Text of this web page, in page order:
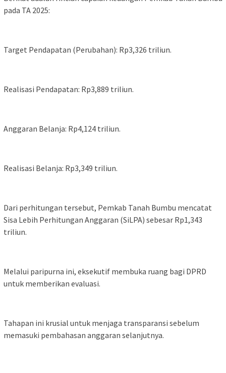
pada TA 2025:
Target Pendapatan (Perubahan): Rp3,326 triliun.
Realisasi Pendapatan: Rp3,889 triliun.
Anggaran Belanja: Rp4,124 triliun.
Realisasi Belanja: Rp3,349 triliun.
Dari perhitungan tersebut, Pemkab Tanah Bumbu mencatat
Sisa Lebih Perhitungan Anggaran (SiLPA) sebesar Rp1,343
triliun.
Melalui paripurna ini, eksekutif membuka ruang bagi DPRD
untuk memberikan evaluasi.
Tahapan ini krusial untuk menjaga transparansi sebelum
memasuki pembahasan anggaran selanjutnya.